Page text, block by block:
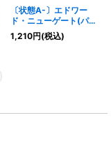
〔状態A-〕エドワー
ド・ニューゲート(パラ
レル/illust:DAI-XT.)
【SR/P】{OP08-043}
1,210円(税込)